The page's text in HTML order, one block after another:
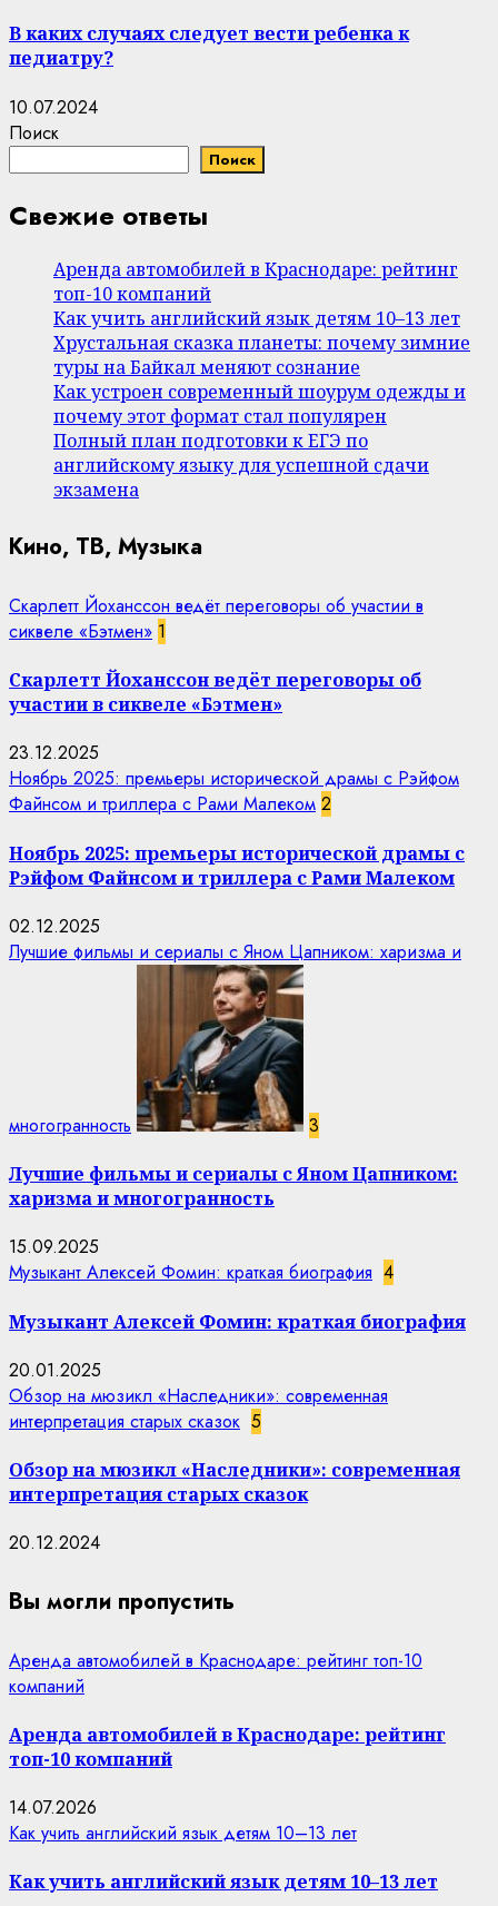
В каких случаях следует вести ребенка к
педиатру?
10.07.2024
Поиск
Поиск
Свежие ответы
Аренда автомобилей в Краснодаре: рейтинг
топ-10 компаний
Как учить английский язык детям 10–13 лет
Хрустальная сказка планеты: почему зимние
туры на Байкал меняют сознание
Как устроен современный шоурум одежды и
почему этот формат стал популярен
Полный план подготовки к ЕГЭ по
английскому языку для успешной сдачи
экзамена
Кино, ТВ, Музыка
Скарлетт Йоханссон ведёт переговоры об участии в
сиквеле «Бэтмен» 1
Скарлетт Йоханссон ведёт переговоры об
участии в сиквеле «Бэтмен»
23.12.2025
Ноябрь 2025: премьеры исторической драмы с Рэйфом
Файнсом и триллера с Рами Малеком 2
Ноябрь 2025: премьеры исторической драмы с
Рэйфом Файнсом и триллера с Рами Малеком
02.12.2025
Лучшие фильмы и сериалы с Яном Цапником: харизма и
многогранность 3
Лучшие фильмы и сериалы с Яном Цапником:
харизма и многогранность
15.09.2025
Музыкант Алексей Фомин: краткая биография 4
Музыкант Алексей Фомин: краткая биография
20.01.2025
Обзор на мюзикл «Наследники»: современная
интерпретация старых сказок 5
Обзор на мюзикл «Наследники»: современная
интерпретация старых сказок
20.12.2024
Вы могли пропустить
Аренда автомобилей в Краснодаре: рейтинг топ-10
компаний
Аренда автомобилей в Краснодаре: рейтинг
топ-10 компаний
14.07.2026
Как учить английский язык детям 10–13 лет
Как учить английский язык детям 10–13 лет